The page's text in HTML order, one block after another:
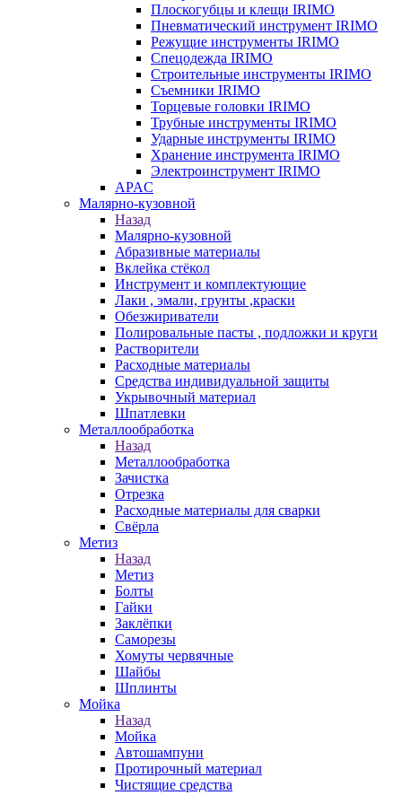
Плоскогубцы и клещи IRIMO
Пневматический инструмент IRIMO
Режущие инструменты IRIMO
Спецодежда IRIMO
Строительные инструменты IRIMO
Съемники IRIMO
Торцевые головки IRIMO
Трубные инструменты IRIMO
Ударные инструменты IRIMO
Хранение инструмента IRIMO
Электроинструмент IRIMO
APAC
Малярно-кузовной
Назад
Малярно-кузовной
Абразивные материалы
Вклейка стёкол
Инструмент и комплектующие
Лаки , эмали, грунты ,краски
Обезжириватели
Полировальные пасты , подложки и круги
Растворители
Расходные материалы
Средства индивидуальной защиты
Укрывочный материал
Шпатлевки
Металлообработка
Назад
Металлообработка
Зачистка
Отрезка
Расходные материалы для сварки
Свёрла
Метиз
Назад
Метиз
Болты
Гайки
Заклёпки
Саморезы
Хомуты червячные
Шайбы
Шплинты
Мойка
Назад
Мойка
Автошампуни
Протирочный материал
Чистящие средства